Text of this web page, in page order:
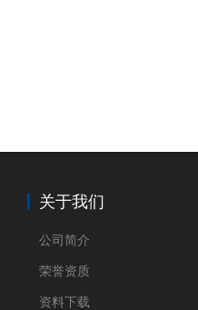
关于我们
公司简介
荣誉资质
资料下载